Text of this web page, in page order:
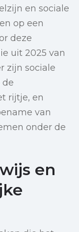
en sociale
op een
deze
uit 2025 van
zijn sociale
rijtje, en
van
onder de
en